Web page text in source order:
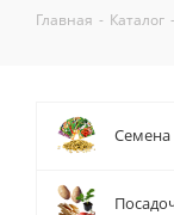
Главная - Каталог -
Семена